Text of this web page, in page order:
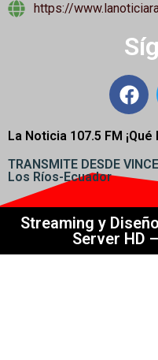
https://
La Noticia 107.5 FM ¡Qué
TRANSMITE DESDE
Los Ríos-Ecuador
Streaming y
Server HD